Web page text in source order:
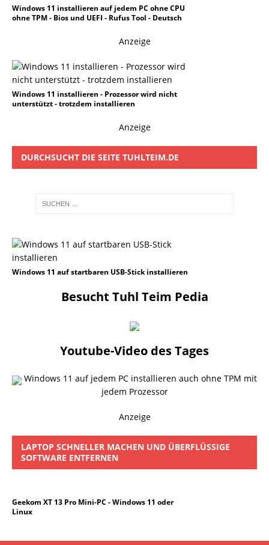
Windows 11 installieren auf jedem PC ohne CPU
ohne TPM - Bios und UEFI - Rufus Tool - Deutsch
Anzeige
Windows 11 installieren - Prozessor wird nicht
unterstützt - trotzdem installieren
Anzeige
DURCHSUCHT DIE SEITE TUHLTEIM.DE
Windows 11 auf startbaren USB-Stick installieren
Besucht Tuhl Teim Pedia
Youtube-Video des Tages
Windows 11 auf jedem PC installieren auch ohne TPM mit
jedem Prozessor
Anzeige
LAPTOP SCHNELLER MACHEN UND ÜBERFLÜSSIGE
SOFTWARE ENTFERNEN
Geekom XT 13 Pro Mini-PC - Windows 11 oder
Linux